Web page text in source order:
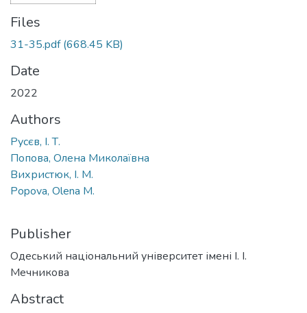
Files
31-35.pdf(668.45 KB)
Date
2022
Authors
Русєв, І. Т.
Попова, Олена Миколаївна
Вихристюк, І. М.
Popova, Olena M.
Publisher
Одеський національний університет імені І. І.
Мечникова
Abstract